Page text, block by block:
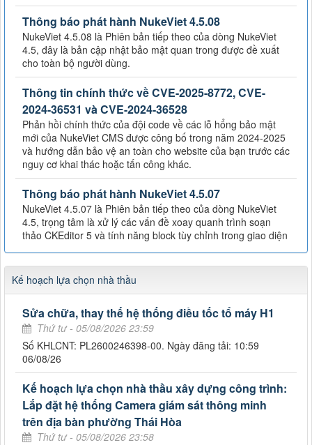
Thông báo phát hành NukeViet 4.5.08
NukeViet 4.5.08 là Phiên bản tiếp theo của dòng NukeViet
4.5, đây là bản cập nhật bảo mật quan trong được đề xuất
cho toàn bộ người dùng.
Thông tin chính thức về CVE-2025-8772, CVE-
2024-36531 và CVE-2024-36528
Phản hồi chính thức của đội code về các lỗ hổng bảo mật
mới của NukeViet CMS được công bố trong năm 2024-2025
và hướng dẫn bảo vệ an toàn cho website của bạn trước các
nguy cơ khai thác hoặc tấn công khác.
Thông báo phát hành NukeViet 4.5.07
NukeViet 4.5.07 là Phiên bản tiếp theo của dòng NukeViet
4.5, trọng tâm là xử lý các vấn đề xoay quanh trình soạn
thảo CKEditor 5 và tính năng block tùy chỉnh trong giao diện
Kế hoạch lựa chọn nhà thầu
Sửa chữa, thay thế hệ thống điều tốc tổ máy H1
Thứ tư - 05/08/2026 23:59
Số KHLCNT: PL2600246398-00. Ngày đăng tải: 10:59
06/08/26
Kế hoạch lựa chọn nhà thầu xây dựng công trình:
Lắp đặt hệ thống Camera giám sát thông minh
trên địa bàn phường Thái Hòa
Thứ tư - 05/08/2026 23:58